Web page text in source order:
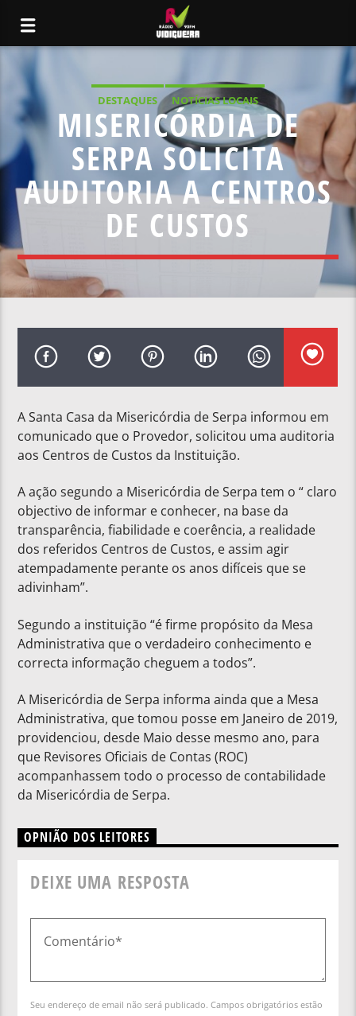
DESTAQUES NOTÍCIAS LOCAIS
MISERICÓRDIA DE
SERPA SOLICITA
AUDITORIA A CENTROS
DE CUSTOS
A Santa Casa da Misericórdia de Serpa informou em
comunicado que o Provedor, solicitou uma auditoria
aos Centros de Custos da Instituição.
A ação segundo a Misericórdia de Serpa tem o “ claro
objectivo de informar e conhecer, na base da
transparência, fiabilidade e coerência, a realidade
dos referidos Centros de Custos, e assim agir
atempadamente perante os anos difíceis que se
adivinham”.
Segundo a instituição “é firme propósito da Mesa
Administrativa que o verdadeiro conhecimento e
correcta informação cheguem a todos”.
A Misericórdia de Serpa informa ainda que a Mesa
Administrativa, que tomou posse em Janeiro de 2019,
providenciou, desde Maio desse mesmo ano, para
que Revisores Oficiais de Contas (ROC)
acompanhassem todo o processo de contabilidade
da Misericórdia de Serpa.
OPNIÃO DOS LEITORES
DEIXE UMA RESPOSTA
Seu endereço de email não será publicado. Campos obrigatórios estão